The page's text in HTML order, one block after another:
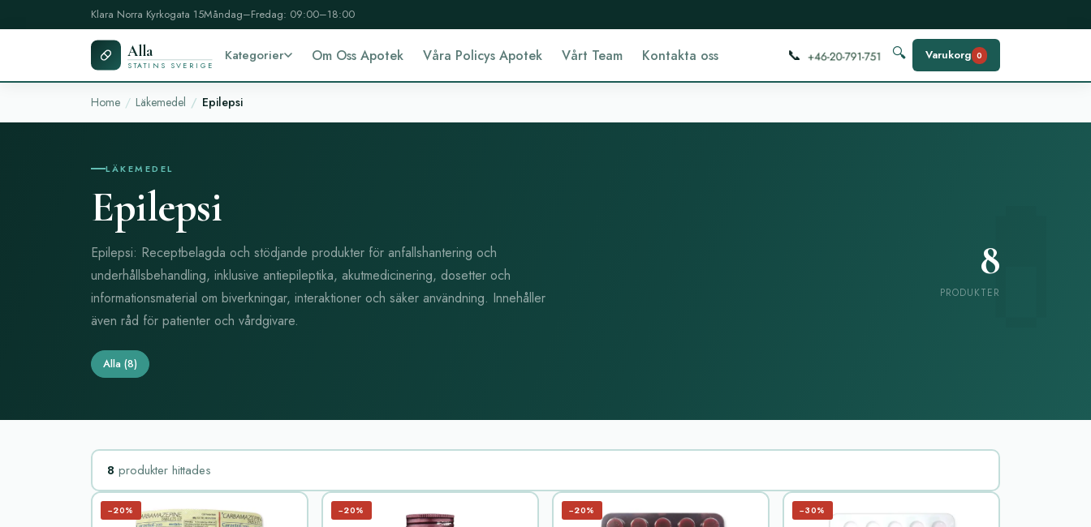
Klara Norra Kyrkogata 15Måndag–Fredag: 09:00–18:00
Alla
STATINS SVERIGE
Kategorier Om Oss Apotek Våra Policys Apotek Vårt Team Kontakta oss 📞 🔍 Varukorg 0
Home Läkemedel Epilepsi
LÄKEMEDEL
Epilepsi
Epilepsi: Receptbelagda och stödjande produkter för anfallshantering och
underhållsbehandling, inklusive antiepileptika, akutmedicinering, dosetter och
informationsmaterial om biverkningar, interaktioner och säker användning. Innehåller
även råd för patienter och vårdgivare.
Alla (8)
8
PRODUKTER
8 produkter hittades
−20% −20% −20% −30%